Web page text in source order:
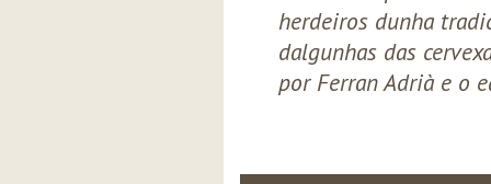
herdeiros dunha
dalgunhas das
por Ferran Adrià e o